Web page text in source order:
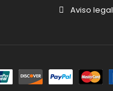
Aviso legal